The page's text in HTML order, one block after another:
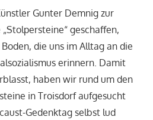
Gunter Demnig zur
geschaffen,
die uns im Alltag an die
erinnern. Damit
haben wir rund um den
in Troisdorf aufgesucht
Gedenktag selbst lud